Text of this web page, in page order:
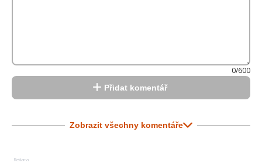
0/600
Přidat komentář
Zobrazit všechny komentáře
Reklama